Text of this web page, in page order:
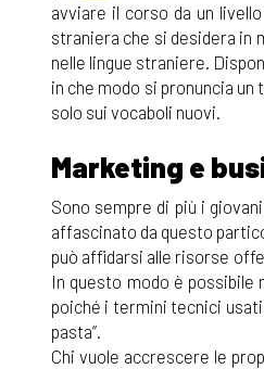
avviare il corso da un
straniera che si desidera in
nelle lingue straniere.
in che modo si pronuncia
solo sui vocaboli nuovi.
Marketing e
Sono sempre di più i
affascinato da questo
può affidarsi alle risorse
In questo modo è possibile
poiché i termini tecnici
pasta”.
Chi vuole accrescere le